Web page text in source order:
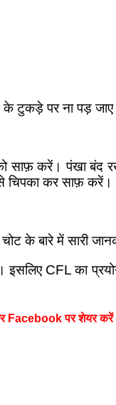
टुकड़े पर ना पड़
करें। पंखा बंद
चिपका कर साफ़ करें।
के बारे में सारी
इसलिए CFL का
Facebook पर शेयर करें